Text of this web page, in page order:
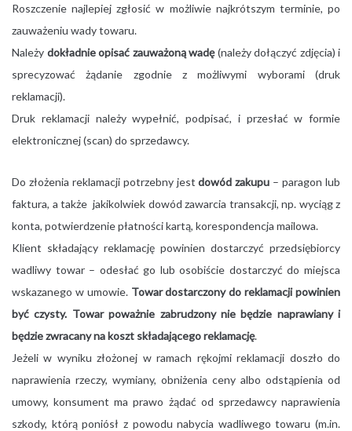
Roszczenie najlepiej zgłosić w możliwie najkrótszym terminie, po
zauważeniu wady towaru.
Należy dokładnie opisać zauważoną wadę(należy dołączyć zdjęcia) i
sprecyzować żądanie zgodnie z możliwymi wyborami (druk
reklamacji).
Druk reklamacji należy wypełnić, podpisać, i przesłać w formie
elektronicznej (scan) do sprzedawcy.
Do złożenia reklamacji potrzebny jestdowód zakupu – paragon lub
faktura, a także jakikolwiek dowód zawarcia transakcji, np. wyciąg z
konta, potwierdzenie płatności kartą, korespondencja mailowa.
Klient składający reklamację powinien dostarczyć przedsiębiorcy
wadliwy towar – odesłać go lub osobiście dostarczyć do miejsca
wskazanego w umowie. Towar dostarczony do reklamacji powinien
być czysty. Towar poważnie zabrudzony nie będzie naprawiany i
będzie zwracany na koszt składającego reklamację.
Jeżeli w wyniku złożonej w ramach rękojmi reklamacji doszło do
naprawienia rzeczy, wymiany, obniżenia ceny albo odstąpienia od
umowy, konsument ma prawo żądać od sprzedawcy naprawienia
szkody, którą poniósł z powodu nabycia wadliwego towaru (m.in.